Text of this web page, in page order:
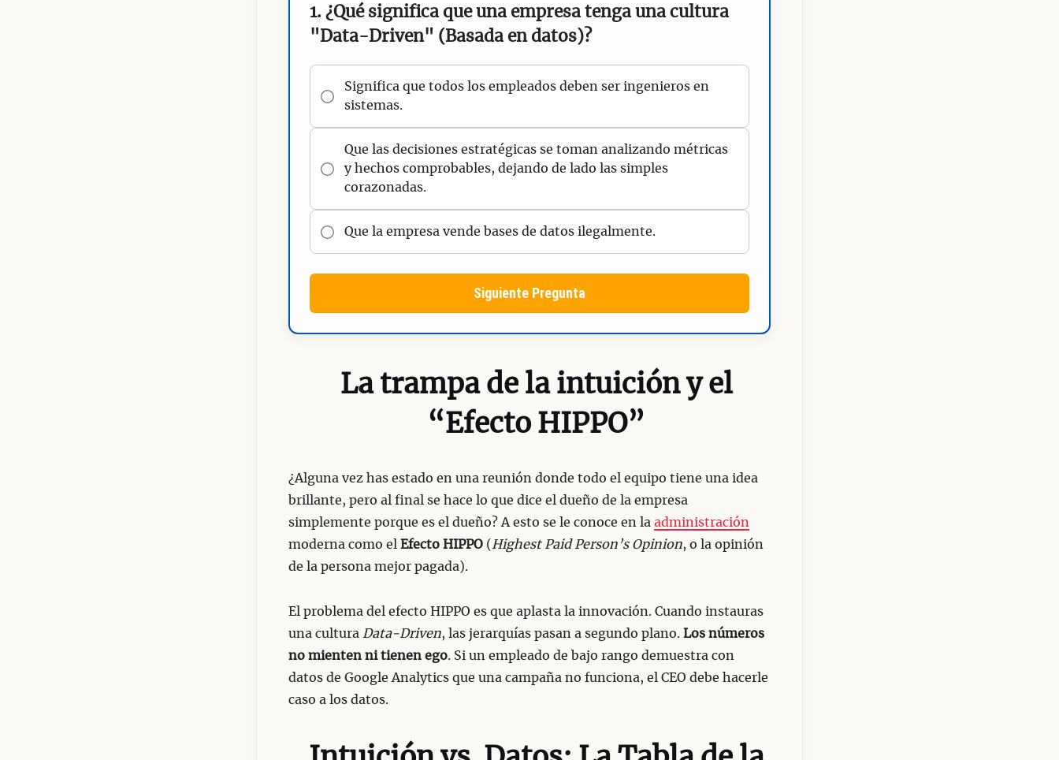
1. ¿Qué significa que una empresa tenga una cultura
"Data-Driven" (Basada en datos)?
Significa que todos los empleados deben ser ingenieros en
sistemas.
Que las decisiones estratégicas se toman analizando métricas
y hechos comprobables, dejando de lado las simples
corazonadas.
Que la empresa vende bases de datos ilegalmente.
Siguiente Pregunta
La trampa de la intuición y el
“Efecto HIPPO”
¿Alguna vez has estado en una reunión donde todo el equipo tiene una idea
brillante, pero al final se hace lo que dice el dueño de la empresa
simplemente porque es el dueño? A esto se le conoce en la administración
moderna como el Efecto HIPPO ( Highest Paid Person’s Opinion, o la opinión
de la persona mejor pagada).
El problema del efecto HIPPO es que aplasta la innovación. Cuando instauras
una cultura Data-Driven, las jerarquías pasan a segundo plano. Los números
no mienten ni tienen ego. Si un empleado de bajo rango demuestra con
datos de Google Analytics que una campaña no funciona, el CEO debe hacerle
caso a los datos.